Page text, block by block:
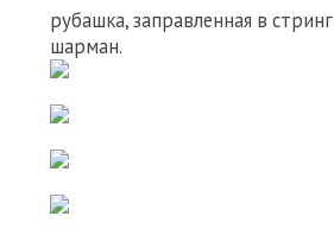
рубашка, заправленная в
шарман.